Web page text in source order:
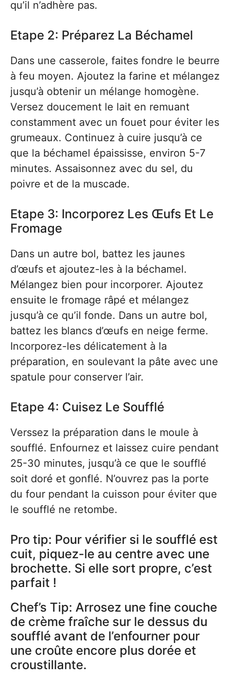
qu’il n’adhère pas.
Etape 2: Préparez La Béchamel
Dans une casserole, faites fondre le beurre
à feu moyen. Ajoutez la farine et mélangez
jusqu’à obtenir un mélange homogène.
Versez doucement le lait en remuant
constamment avec un fouet pour éviter les
grumeaux. Continuez à cuire jusqu’à ce
que la béchamel épaississe, environ 5-7
minutes. Assaisonnez avec du sel, du
poivre et de la muscade.
Etape 3: Incorporez Les Œufs Et Le
Fromage
Dans un autre bol, battez les jaunes
d’œufs et ajoutez-les à la béchamel.
Mélangez bien pour incorporer. Ajoutez
ensuite le fromage râpé et mélangez
jusqu’à ce qu’il fonde. Dans un autre bol,
battez les blancs d’œufs en neige ferme.
Incorporez-les délicatement à la
préparation, en soulevant la pâte avec une
spatule pour conserver l’air.
Etape 4: Cuisez Le Soufflé
Verssez la préparation dans le moule à
soufflé. Enfournez et laissez cuire pendant
25-30 minutes, jusqu’à ce que le soufflé
soit doré et gonflé. N’ouvrez pas la porte
du four pendant la cuisson pour éviter que
le soufflé ne retombe.
Pro tip: Pour vérifier si le soufflé est
cuit, piquez-le au centre avec une
brochette. Si elle sort propre, c’est
parfait !
Chef’s Tip: Arrosez une fine couche
de crème fraîche sur le dessus du
soufflé avant de l’enfourner pour
une croûte encore plus dorée et
croustillante.